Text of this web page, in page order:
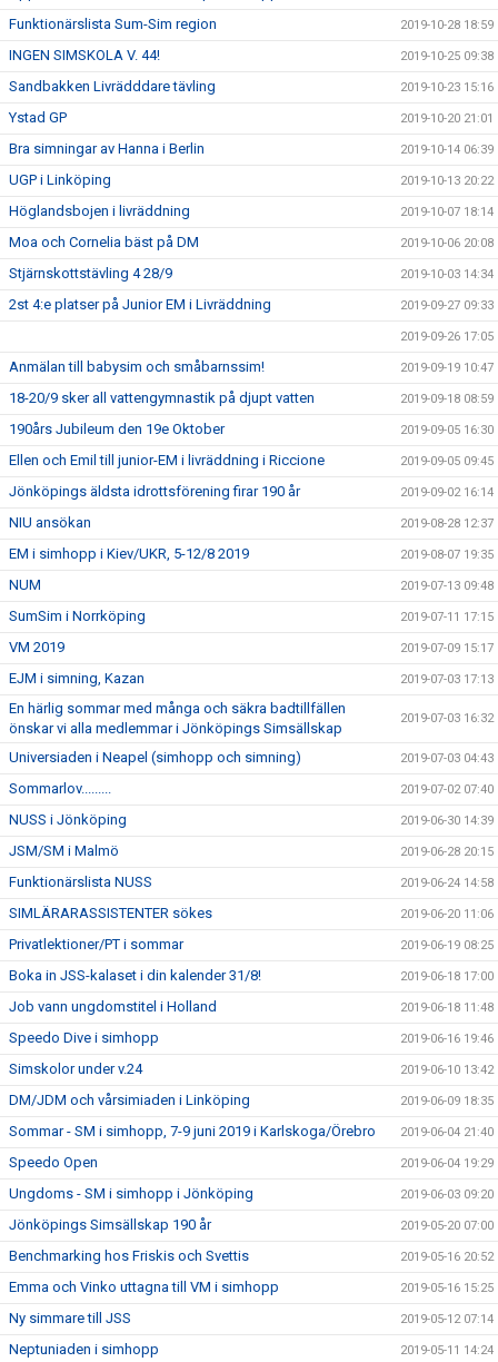
Funktionärslista Sum-Sim region 2019-10-28 18:59
INGEN SIMSKOLA V. 44! 2019-10-25 09:38
Sandbakken Livrädddare tävling 2019-10-23 15:16
Ystad GP 2019-10-20 21:01
Bra simningar av Hanna i Berlin 2019-10-14 06:39
UGP i Linköping 2019-10-13 20:22
Höglandsbojen i livräddning 2019-10-07 18:14
Moa och Cornelia bäst på DM 2019-10-06 20:08
Stjärnskottstävling 4 28/9 2019-10-03 14:34
2st 4:e platser på Junior EM i Livräddning 2019-09-27 09:33
2019-09-26 17:05
Anmälan till babysim och småbarnssim! 2019-09-19 10:47
18-20/9 sker all vattengymnastik på djupt vatten 2019-09-18 08:59
190års Jubileum den 19e Oktober 2019-09-05 16:30
Ellen och Emil till junior-EM i livräddning i Riccione 2019-09-05 09:45
Jönköpings äldsta idrottsförening firar 190 år 2019-09-02 16:14
NIU ansökan 2019-08-28 12:37
EM i simhopp i Kiev/UKR, 5-12/8 2019 2019-08-07 19:35
NUM 2019-07-13 09:48
SumSim i Norrköping 2019-07-11 17:15
VM 2019 2019-07-09 15:17
EJM i simning, Kazan 2019-07-03 17:13
En härlig sommar med många och säkra badtillfällen
önskar vi alla medlemmar i Jönköpings Simsällskap
2019-07-03 16:32
Universiaden i Neapel (simhopp och simning) 2019-07-03 04:43
Sommarlov......... 2019-07-02 07:40
NUSS i Jönköping 2019-06-30 14:39
JSM/SM i Malmö 2019-06-28 20:15
Funktionärslista NUSS 2019-06-24 14:58
SIMLÄRARASSISTENTER sökes 2019-06-20 11:06
Privatlektioner/PT i sommar 2019-06-19 08:25
Boka in JSS-kalaset i din kalender 31/8! 2019-06-18 17:00
Job vann ungdomstitel i Holland 2019-06-18 11:48
Speedo Dive i simhopp 2019-06-16 19:46
Simskolor under v.24 2019-06-10 13:42
DM/JDM och vårsimiaden i Linköping 2019-06-09 18:35
Sommar - SM i simhopp, 7-9 juni 2019 i Karlskoga/Örebro 2019-06-04 21:40
Speedo Open 2019-06-04 19:29
Ungdoms - SM i simhopp i Jönköping 2019-06-03 09:20
Jönköpings Simsällskap 190 år 2019-05-20 07:00
Benchmarking hos Friskis och Svettis 2019-05-16 20:52
Emma och Vinko uttagna till VM i simhopp 2019-05-16 15:25
Ny simmare till JSS 2019-05-12 07:14
Neptuniaden i simhopp 2019-05-11 14:24